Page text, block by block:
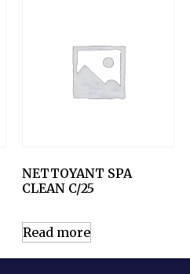
NETTOYANT SPA
CLEAN C/25
Read more